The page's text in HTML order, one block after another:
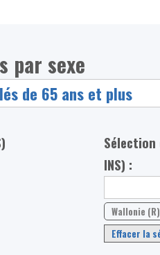
par sexe
INS) :
Wallonie (R)
Effacer la